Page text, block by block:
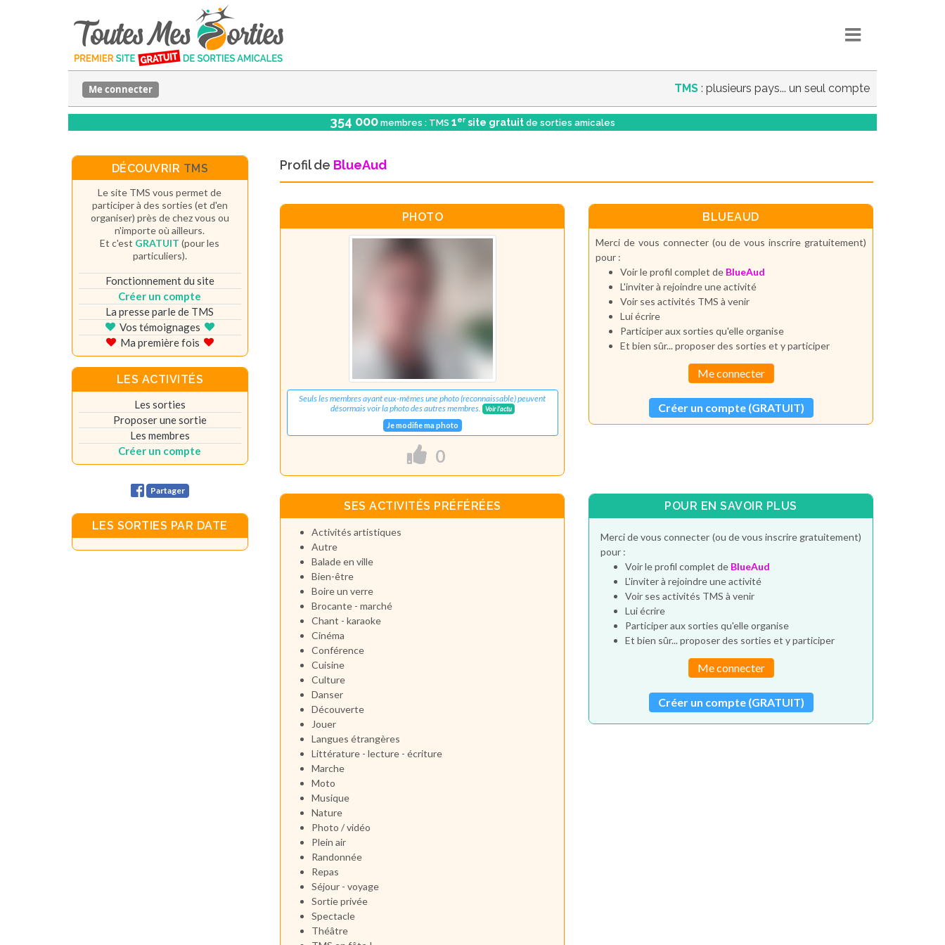
TMS : plusieurs pays... un seul compte
Me connecter
354 000 membres : TMS 1er site gratuit de sorties amicales
Profil de BlueAud
PHOTO
Seuls les membres ayant eux-mêmes une photo (reconnaissable) peuvent
désormais voir la photo des autres membres.
Voir l'actu
Je modifie ma photo
0
BLUEAUD
Merci de vous connecter (ou de vous inscrire gratuitement)
pour :
Voir le profil complet de BlueAud
L'inviter à rejoindre une activité
Voir ses activités TMS à venir
Lui écrire
Participer aux sorties qu'elle organise
Et bien sûr... proposer des sorties et y participer
Me connecter
Créer un compte (GRATUIT)
SES ACTIVITÉS PRÉFÉRÉES
Activités artistiques
Autre
Balade en ville
Bien-être
Boire un verre
Brocante - marché
Chant - karaoke
Cinéma
Conférence
Cuisine
Culture
Danser
Découverte
Jouer
Langues étrangères
Littérature - lecture - écriture
Marche
Moto
Musique
Nature
Photo / vidéo
Plein air
Randonnée
Repas
Séjour - voyage
Sortie privée
Spectacle
Théâtre
POUR EN SAVOIR PLUS
Merci de vous connecter (ou de vous inscrire gratuitement)
pour :
Voir le profil complet de BlueAud
L'inviter à rejoindre une activité
Voir ses activités TMS à venir
Lui écrire
Participer aux sorties qu'elle organise
Et bien sûr... proposer des sorties et y participer
Me connecter
Créer un compte (GRATUIT)
DÉCOUVRIR TMS
Le site TMS vous permet de
participer à des sorties (et d'en
organiser) près de chez vous ou
n'importe où ailleurs.
Et c'est GRATUIT (pour les
particuliers).
Fonctionnement du site
Créer un compte
La presse parle de TMS
Vos témoignages
Ma première fois
LES ACTIVITÉS
Les sorties
Proposer une sortie
Les membres
Créer un compte
Partager
LES SORTIES PAR DATE